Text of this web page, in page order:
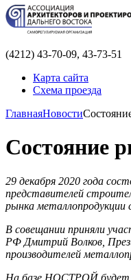
(4212) 43-70-09, 43-73-51
Карта сайта
Схема проезда
ГлавнаяНовости
Состояние
29 декабря 2020 года
представителей
рынка
В совещании приняли
РФ Дмитрий Волков,
производителей
На базе НОСТРОЙ будет